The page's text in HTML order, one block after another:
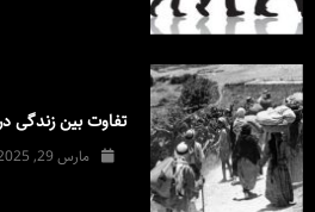
تفاوت بین زندگی
مارس 29, 2025